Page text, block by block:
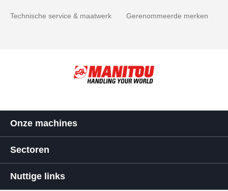
Technische service & maatwerk Gerenommeerde merken
Onze machines
Sectoren
Nuttige links